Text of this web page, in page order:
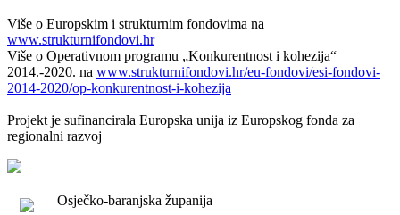
Više o Europskim i strukturnim fondovima na
www.strukturnifondovi.hr
Više o Operativnom programu „Konkurentnost i kohezija“
2014.-2020. na www.strukturnifondovi.hr/eu-fondovi/esi-fondovi-
2014-2020/op-konkurentnost-i-kohezija
Projekt je sufinancirala Europska unija iz Europskog fonda za
regionalni razvoj
Osječko-baranjska županija